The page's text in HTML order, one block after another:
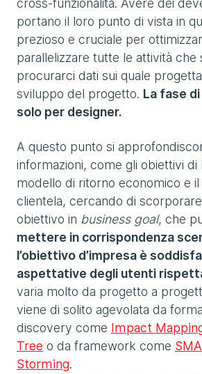
cross-funzionalità. Avere dei
portano il loro punto di vista in
prezioso e cruciale per
parallelizzare tutte le attività
procurarci dati sui quale
sviluppo del progetto. La fase
solo per designer.
A questo punto si
informazioni, come gli obiettivi di
modello di ritorno economico e
clientela, cercando di
obiettivo in business goal, che
mettere in corrispondenza
l’obiettivo d’impresa è
aspettative degli utenti
varia molto da progetto a
viene di solito agevolata da
discovery come Impact
Tree o da framework come
Storming.